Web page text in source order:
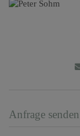
Anfrage senden